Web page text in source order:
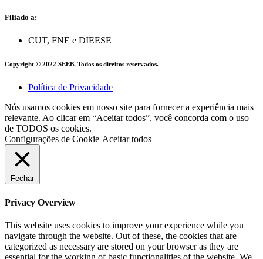
Filiado a:
CUT, FNE e DIEESE
Copyright © 2022 SEEB. Todos os direitos reservados.
Política de Privacidade
Nós usamos cookies em nosso site para fornecer a experiência mais
relevante. Ao clicar em “Aceitar todos”, você concorda com o uso
de TODOS os cookies.
Configurações de Cookie Aceitar todos
Fechar
Privacy Overview
This website uses cookies to improve your experience while you
navigate through the website. Out of these, the cookies that are
categorized as necessary are stored on your browser as they are
essential for the working of basic functionalities of the website. We